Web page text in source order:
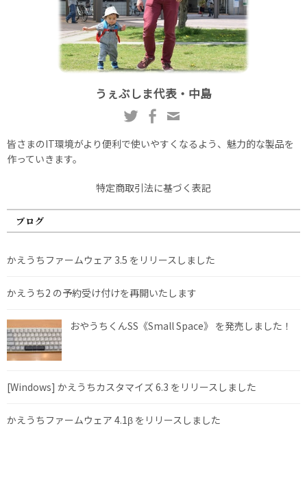
うぇぶしま代表・中島
皆さまのIT環境がより便利で使いやすくなるよう、魅力的な製品を
作っていきます。
特定商取引法に基づく表記
ブログ
かえうちファームウェア 3.5 をリリースしました
かえうち2 の予約受け付けを再開いたします
おやうちくんSS《Small Space》 を発売しました！
[Windows] かえうちカスタマイズ 6.3 をリリースしました
かえうちファームウェア 4.1β をリリースしました